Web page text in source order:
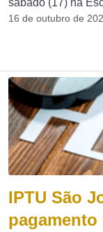
sábado (17) na
16 de outubro de
IPTU São
pagamento